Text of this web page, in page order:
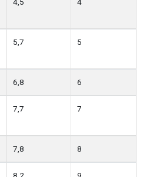
5,7 5
6,8 6
7,7 7
7,8 8